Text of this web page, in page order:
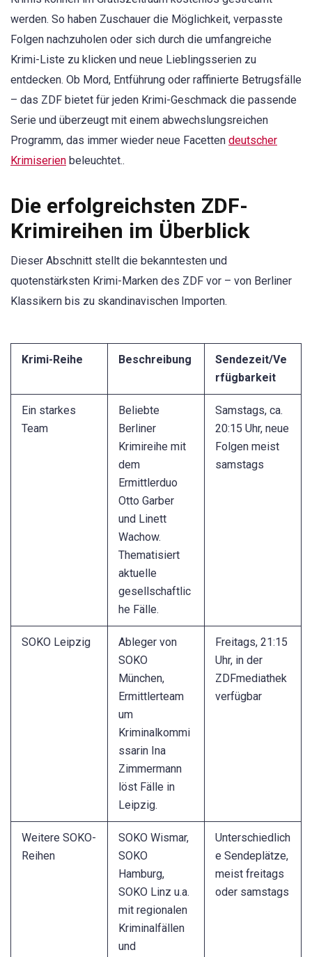
werden. So haben Zuschauer die Möglichkeit, verpasste
Folgen nachzuholen oder sich durch die umfangreiche
Krimi-Liste zu klicken und neue Lieblingsserien zu
entdecken. Ob Mord, Entführung oder raffinierte Betrugsfälle
– das ZDF bietet für jeden Krimi-Geschmack die passende
Serie und überzeugt mit einem abwechslungsreichen
Programm, das immer wieder neue Facetten deutscher
Krimiserien beleuchtet..
Die erfolgreichsten ZDF-
Krimireihen im Überblick
Dieser Abschnitt stellt die bekanntesten und
quotenstärksten Krimi-Marken des ZDF vor – von Berliner
Klassikern bis zu skandinavischen Importen.
Krimi-Reihe Beschreibung
Sendezeit/Ve
rfügbarkeit
Ein starkes
Team
Beliebte
Berliner
Krimireihe mit
dem
Ermittlerduo
Otto Garber
und Linett
Wachow.
Thematisiert
aktuelle
gesellschaftlic
he Fälle.
Samstags, ca.
20:15 Uhr, neue
Folgen meist
samstags
SOKO Leipzig
Ableger von
SOKO
München,
Ermittlerteam
um
Kriminalkommi
ssarin Ina
Zimmermann
löst Fälle in
Leipzig.
Freitags, 21:15
Uhr, in der
ZDFmediathek
verfügbar
Weitere SOKO-
Reihen
SOKO Wismar,
SOKO
Hamburg,
SOKO Linz u.a.
mit regionalen
Kriminalfällen
und
Unterschiedlich
e Sendeplätze,
meist freitags
oder samstags